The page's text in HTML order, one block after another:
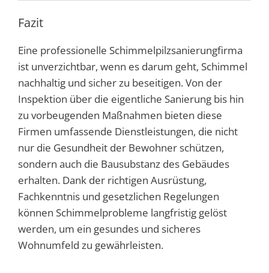
Fazit
Eine professionelle Schimmelpilzsanierungfirma
ist unverzichtbar, wenn es darum geht, Schimmel
nachhaltig und sicher zu beseitigen. Von der
Inspektion über die eigentliche Sanierung bis hin
zu vorbeugenden Maßnahmen bieten diese
Firmen umfassende Dienstleistungen, die nicht
nur die Gesundheit der Bewohner schützen,
sondern auch die Bausubstanz des Gebäudes
erhalten. Dank der richtigen Ausrüstung,
Fachkenntnis und gesetzlichen Regelungen
können Schimmelprobleme langfristig gelöst
werden, um ein gesundes und sicheres
Wohnumfeld zu gewährleisten.